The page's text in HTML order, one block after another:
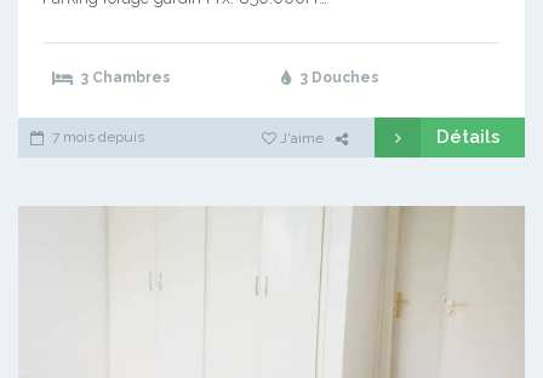
3 Chambres 3 Douches
7 mois depuis J'aime Détails